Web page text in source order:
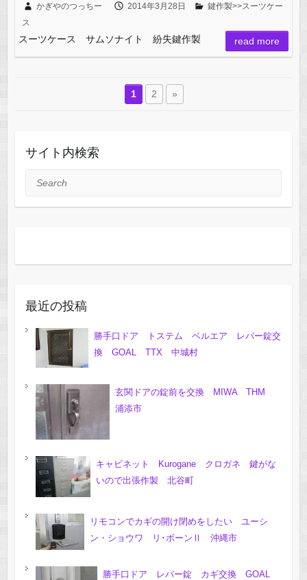
かぎやのつっちー 2014年3月28日
鍵作製>>スーツケー
ス
スーツケース サムソナイト 紛失鍵作製 read more
1 2 »
サイト内検索
Search
最近の投稿
勝手口ドア トステム ベルエア レバー錠交
換 GOAL TTX 中城村
玄関ドアの錠前を交換 MIWA THM
浦添市
キャビネット Kurogane クロガネ 鍵がな
いので出張作製 北谷町
リモコンでカギの開け閉めをしたい ユーシ
ン・ショウワ リ･ボーンⅡ 沖縄市
勝手口ドア レバー錠 カギ交換 GOAL